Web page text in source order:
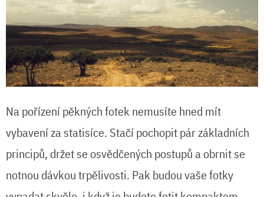
Na pořízení pěkných fotek nemusíte hned mít
vybavení za statisíce. Stačí pochopit pár základních
principů, držet se osvědčených postupů a obrnit se
notnou dávkou trpělivosti. Pak budou vaše fotky